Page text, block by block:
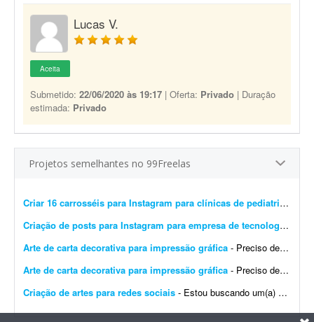
Lucas V.
Aceita
Submetido: 22/06/2020 às 19:17 | Oferta: Privado | Duração
estimada: Privado
Projetos semelhantes no 99Freelas
Criar 16 carrosséis para Instagram para clínicas de pediatria
-
Criação de posts para Instagram para empresa de tecnologia-
Arte de carta decorativa para impressão gráfica - Preciso de um design para imprimir uma carta decorativa na gráfica. A arte deve ser editável em PDF, conforme exigido pela gráfica. Quero unir dois elementos: o lobo ficar&aac...
Arte de carta decorativa para impressão gráfica - Preciso de um design para imprimir uma carta decorativa na gráfica. A arte deve ser editável em PDF, conforme exigido pela gráfica. Quero unir dois elementos: o lobo no cart&a...
Criação de artes para redes sociais - Estou buscando um(a) designer para uma parceria de longo prazo na criação de artes para redes sociais. A demanda inicial será de: * 8 artes para o feed por mês; * Stori...